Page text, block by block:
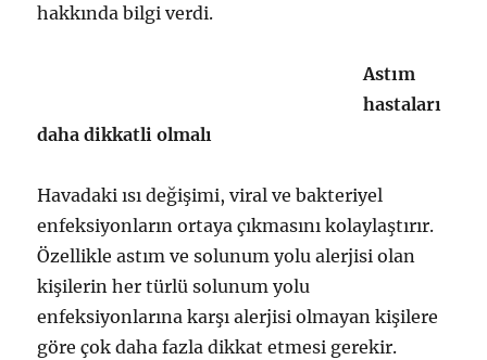
hakkında bilgi verdi.
Astım
hastaları
daha dikkatli olmalı
Havadaki ısı değişimi, viral ve bakteriyel
enfeksiyonların ortaya çıkmasını kolaylaştırır.
Özellikle astım ve solunum yolu alerjisi olan
kişilerin her türlü solunum yolu
enfeksiyonlarına karşı alerjisi olmayan kişilere
göre çok daha fazla dikkat etmesi gerekir.